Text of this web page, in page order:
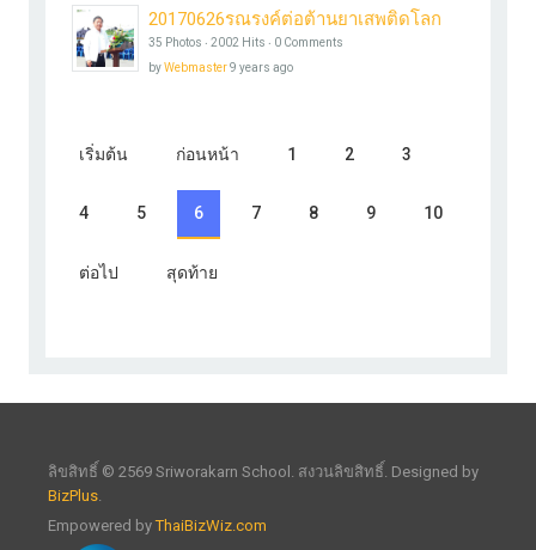
20170626รณรงค์ต่อต้านยาเสพติดโลก
35 Photos ‧ 2002 Hits ‧ 0 Comments
byWebmaster9 years ago
เริ่มต้น ก่อนหน้า 1 2 3
4 5 6 7 8 9 10
ต่อไป สุดท้าย
ลิขสิทธิ์ © 2569 Sriworakarn School. สงวนลิขสิทธิ์. Designed by
BizPlus.
Empowered byThaiBizWiz.com